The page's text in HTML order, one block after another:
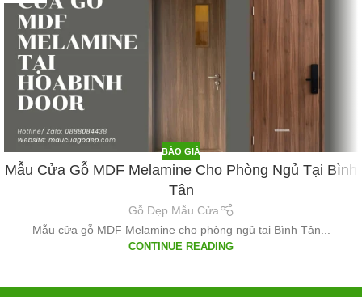
BÁO GIÁ
Mẫu Cửa Gỗ MDF Melamine Cho Phòng Ngủ Tại Bình
Tân
Gỗ Đẹp Mẫu Cửa
Mẫu cửa gỗ MDF Melamine cho phòng ngủ tại Bình Tân...
CONTINUE READING